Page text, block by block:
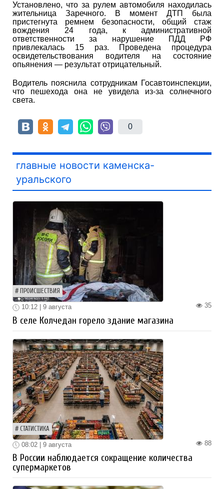
Установлено, что за рулем автомобиля находилась
жительница Заречного. В момент ДТП была
пристегнута ремнем безопасности, общий стаж
вождения 24 года, к административной
ответственности за нарушение ПДД РФ
привлекалась 15 раз. Проведена процедура
освидетельствования водителя на состояние
опьянения — результат отрицательный.
Водитель пояснила сотрудникам Госавтоинспекции,
что пешехода она не увидела из-за солнечного
света.
0
главные новости каменска-
уральского
ПРОИСШЕСТВИЯ
35
10:12 | 9 августа
В селе Колчедан горело здание магазина
СТАТИСТИКА
88
08:02 | 9 августа
В России наблюдается сокращение количества
супермаркетов